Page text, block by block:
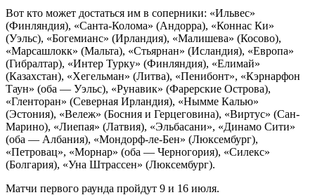
Вот кто может достаться им в соперники: «Ильвес»
(Финляндия), «Санта-Колома» (Андорра), «Коннас Ки»
(Уэльс), «Богемианс» (Ирландия), «Малишева» (Косово),
«Марсашлокк» (Мальта), «Стьярнан» (Исландия), «Европа»
(Гибралтар), «Интер Турку» (Финляндия), «Елимай»
(Казахстан), «Хегельман» (Литва), «Пенибонт», «Кэрнарфон
Таун» (оба — Уэльс), «Рунавик» (Фарерские Острова),
«Гленторан» (Северная Ирландия), «Нымме Калью»
(Эстония), «Вележ» (Босния и Герцеговина), «Виртус» (Сан-
Марино), «Лиепая» (Латвия), «Эльбасани», «Динамо Сити»
(оба — Албания), «Мондорф-ле-Бен» (Люксембург),
«Петровац», «Морнар» (оба — Черногория), «Силекс»
(Болгария), «Уна Штрассен» (Люксембург).
Матчи первого раунда пройдут 9 и 16 июля.